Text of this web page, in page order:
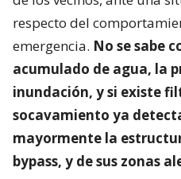
respecto del
emergencia. No se sabe
acumulado de agua, la
inundación, y si existe
socavamiento ya
mayormente la
bypass, y de sus zonas